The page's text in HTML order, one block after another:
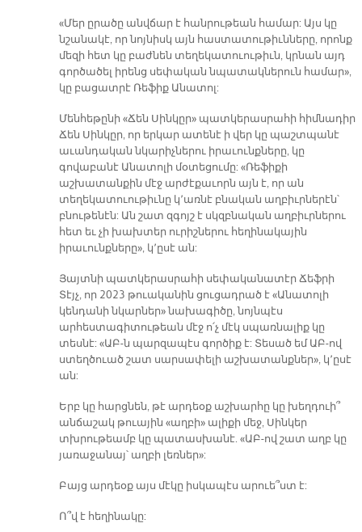
«Մեր ըրածը անվճար է հանրութեան համար: Այս կը
նշանակէ, որ նոյնիսկ այն հաստատութիւնները, որոնք
մեզի հետ կը բաժնեն տեղեկատուութիւն, կրնան այդ
գործածել իրենց սեփական նպատակներուն համար»,
կը բացատրէ Ռեֆիք Անատոլ:
Մենհեթընի «Ճեն Սինկըր» պատկերասրահի հիմնադիր
Ճեն Սինկըր, որ երկար ատենէ ի վեր կը պաշտպանէ
աւանդական նկարիչներու իրաւունքները, կը
գովաբանէ Անատոլի մօտեցումը: «Ռեֆիքի
աշխատանքին մէջ արժէքաւորն այն է, որ ան
տեղեկատուութիւնը կ՚առնէ բնական աղբիւրներէն՝
բնութենէն: Ան շատ զգոյշ է սկզբնական աղբիւրներու
հետ եւ չի խախտեր ուրիշներու հեղինակային
իրաւունքները», կ՚ըսէ ան:
Յայտնի պատկերասրահի սեփականատէր Ճեֆրի
Տէյչ, որ 2023 թուականին ցուցադրած է «Անատոլի
կենդանի նկարներ» նախագիծը, նոյնպէս
արհեստագիտութեան մէջ ո՛չ մէկ սպառնալիք կը
տեսնէ: «ԱԲ-ն պարզապէս գործիք է: Տեսած եմ ԱԲ-ով
ստեղծուած շատ սարսափելի աշխատանքներ», կ՚ըսէ
ան:
Երբ կը հարցնեն, թէ արդեօք աշխարհը կը խեղդուի՞
անճաշակ թուային «աղբի» ալիքի մեջ, Սինկեր
տխրութեամբ կը պատասխանէ. «ԱԲ-ով շատ աղբ կը
յառաջանայ՝ աղբի լեռներ»:
Բայց արդեօք այս մէկը իսկապէս արուե՞ստ է:
Ո՞վ է հեղինակը: